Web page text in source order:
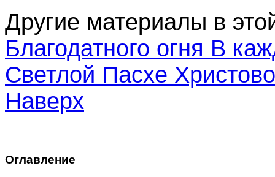
Другие материалы в
Благодатного огня В
Светлой Пасхе
Наверх
Оглавление